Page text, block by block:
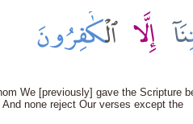
We [previously] gave the Scripture
none reject Our verses except the